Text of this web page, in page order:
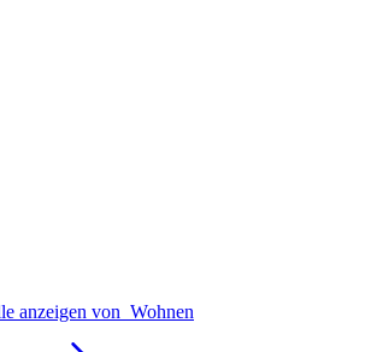
anzeigen von Wohnen